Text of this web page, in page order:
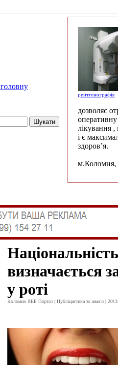
рентгенографія
дозволяє
лікування ,
і є
здоров’я.
м.Коломия,
визначається
у роті
Коломия ВЕБ Портал | Публіцистика та аналіз |